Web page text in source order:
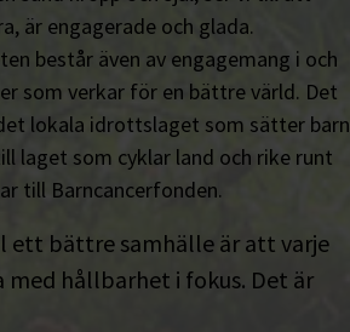
är engagerade och glada.
består även av engagemang i och
som verkar för en bättre värld. Det
lokala idrottslaget som sätter barn
laget som cyklar land och rike runt
till Barncancerfonden.
bättre samhälle är att varje
hållbarhet i fokus. Det är